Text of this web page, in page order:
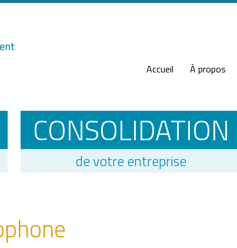
Accueil À propos
CONSOLIDATION
de votre entreprise